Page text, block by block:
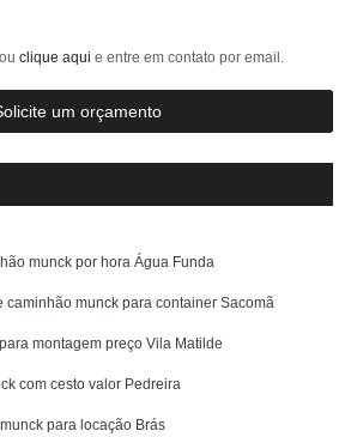
ou clique aqui e entre em contato por email.
um orçamento
munck por hora Água Funda
caminhão munck para container Sacomã
montagem preço Vila Matilde
com cesto valor Pedreira
para locação Brás